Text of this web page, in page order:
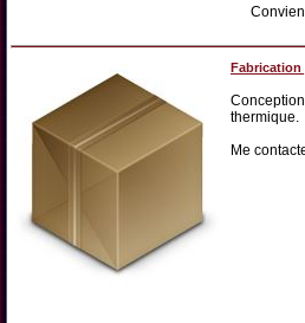
Fabrication
thermique.
Me